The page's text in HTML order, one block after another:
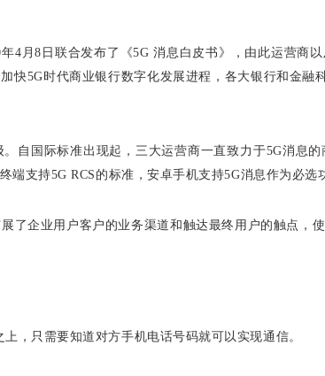
4月8日联合发布了《5G 消息白皮书》，由此运营商
快5G时代商业银行数字化发展进程，各大银行和金融
自国际标准出现起，三大运营商一直致力于5G消息
支持5G RCS的标准，安卓手机支持5G消息作为必选
了企业用户客户的业务渠道和触达最终用户的触点，
，只需要知道对方手机电话号码就可以实现通信。